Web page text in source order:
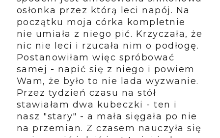
osłonka przez którą leci napój. Na
początku moja córka kompletnie
nie umiała z niego pić. Krzyczała, że
nic nie leci i rzucała nim o podłogę.
Postanowiłam więc spróbować
samej - napić się z niego i powiem
Wam, że było to nie lada wyzwanie.
Przez tydzień czasu na stół
stawiałam dwa kubeczki - ten i
nasz "stary" - a mała sięgała po nie
na przemian. Z czasem nauczyła się